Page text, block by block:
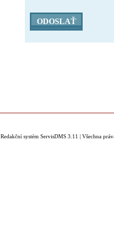
ODOSLAŤ
Redakční systém ServisDMS 3.11 | Všechna